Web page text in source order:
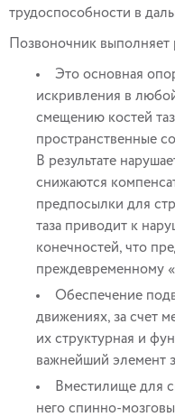
трудоспособности в
Позвоночник
Это основная
искривления в
смещению костей
пространственные
В результате
снижаются
предпосылки для
таза приводит к
конечностей, что
преждевременному
Обеспечение
движениях, за счет
их структурная и
важнейший элемент
Вместилище для
него спинно-